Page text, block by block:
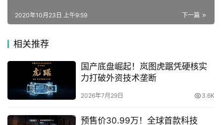
数
码
车
登录
（冠军：联兴饵料元隆电力、胡子陈战队）
据了解，整场赛事在快手平台的直播累计观看人数超1千
万，互动数超2千万。同时，结合赛事所推出的三场专场带
下一篇
2020年10月23日 上午9:59
相关推荐
国产底盘崛起！岚图虎踞凭硬核实
力打破外资技术垄断
2026年7月29日 3.6K
预售价30.99万！全球首款科技